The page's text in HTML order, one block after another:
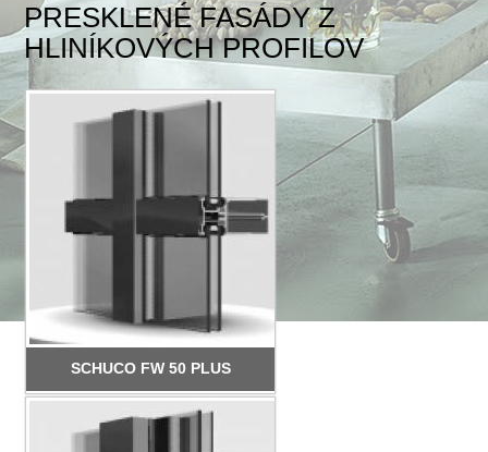
PRESKLENÉ FASÁDY Z
HLINÍKOVÝCH PROFILOV
SCHUCO FW 50 PLUS